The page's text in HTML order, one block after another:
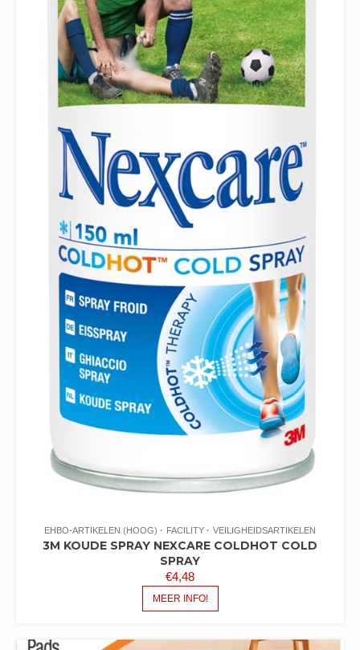
EHBO-ARTIKELEN (HOOG) FACILITY VEILIGHEIDSARTIKELEN
3M KOUDE SPRAY NEXCARE COLDHOT COLD
SPRAY
€4,48
MEER INFO!